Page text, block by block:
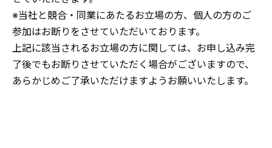
※当社と競合・同業にあたるお立場の方、個人の方のご
参加はお断りをさせていただいております。
上記に該当されるお立場の方に関しては、お申し込み完
了後でもお断りさせていただく場合がございますので、
あらかじめご了承いただけますようお願いいたします。